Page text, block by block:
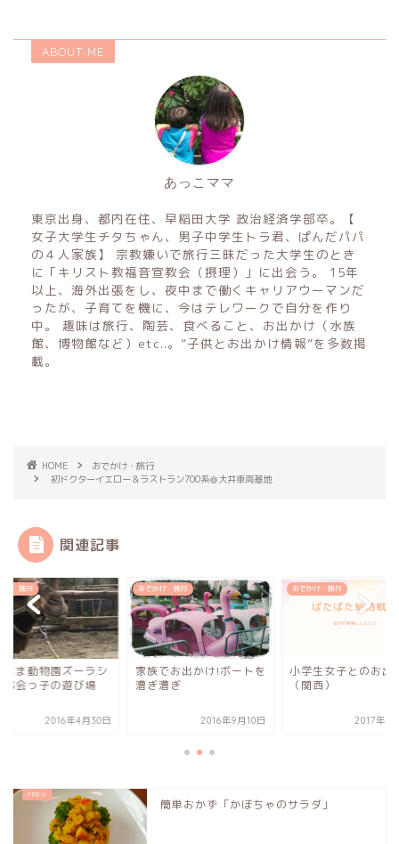
ABOUT ME
あっこママ
東京出身、都内在住、早稲田大学 政治経済学部卒。【
女子大学生チタちゃん、男子中学生トラ君、ぱんだパパ
の４人家族】 宗教嫌いで旅行三昧だった大学生のとき
に「キリスト教福音宣教会（摂理）」に出会う。 15年
以上、海外出張をし、夜中まで働くキャリアウーマンだ
ったが、子育てを機に、今はテレワークで自分を作り
中。 趣味は旅行、陶芸、食べること、お出かけ（水族
館、博物館など）etc..。”子供とお出かけ情報”を多数掲
載。
HOME
おでかけ・旅行
初ドクターイエロー＆ラストラン700系＠大井車両基地
関連記事
け・旅行
でお出かけ!ボートを
漕ぎ
2016年9月10日
おでかけ・旅行
小学生女子とのお出かけ
（関西）
2017年6月19日
おでかけ・旅行
よこはま動物園ズー
ア〜都会っ子の遊び
2016年4
簡単おかず「かぼちゃのサラダ」